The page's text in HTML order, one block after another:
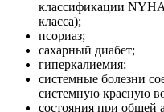
классификации
класса);
псориаз;
сахарный диабет;
гиперкалиемия;
системные болезни
системную красную
состояния при общей